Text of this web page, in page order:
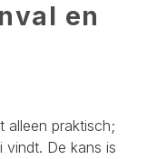
en
alleen praktisch;
vindt. De kans is